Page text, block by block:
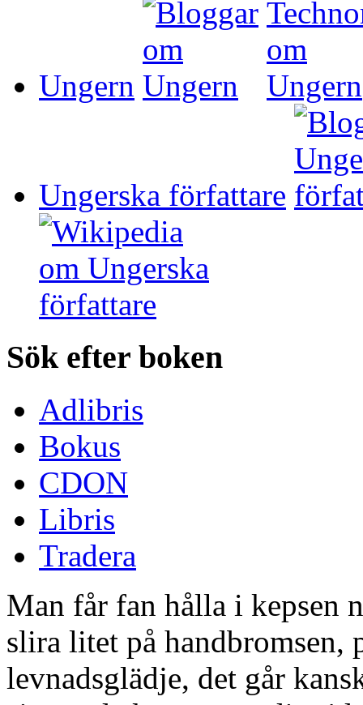
Ungern
Ungerska författare
Sök efter boken
Adlibris
Bokus
CDON
Libris
Tradera
Man får fan hålla i kepsen
slira litet på handbromsen,
levnadsglädje, det går